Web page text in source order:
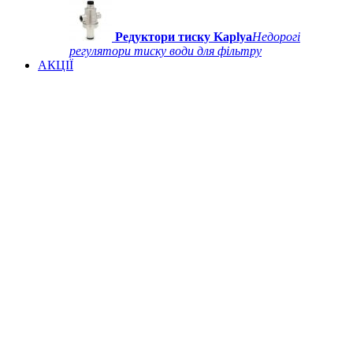
Редуктори тиску KaplyaНедорогі
регулятори тиску води для фільтру
АКЦІЇ